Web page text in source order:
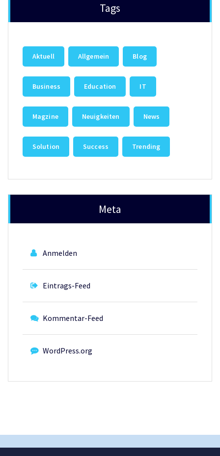
Tags
Aktuell Allgemein Blog
Business Education IT
Magzine Neuigkeiten News
Solution Success Trending
Meta
Anmelden
Eintrags-Feed
Kommentar-Feed
WordPress.org